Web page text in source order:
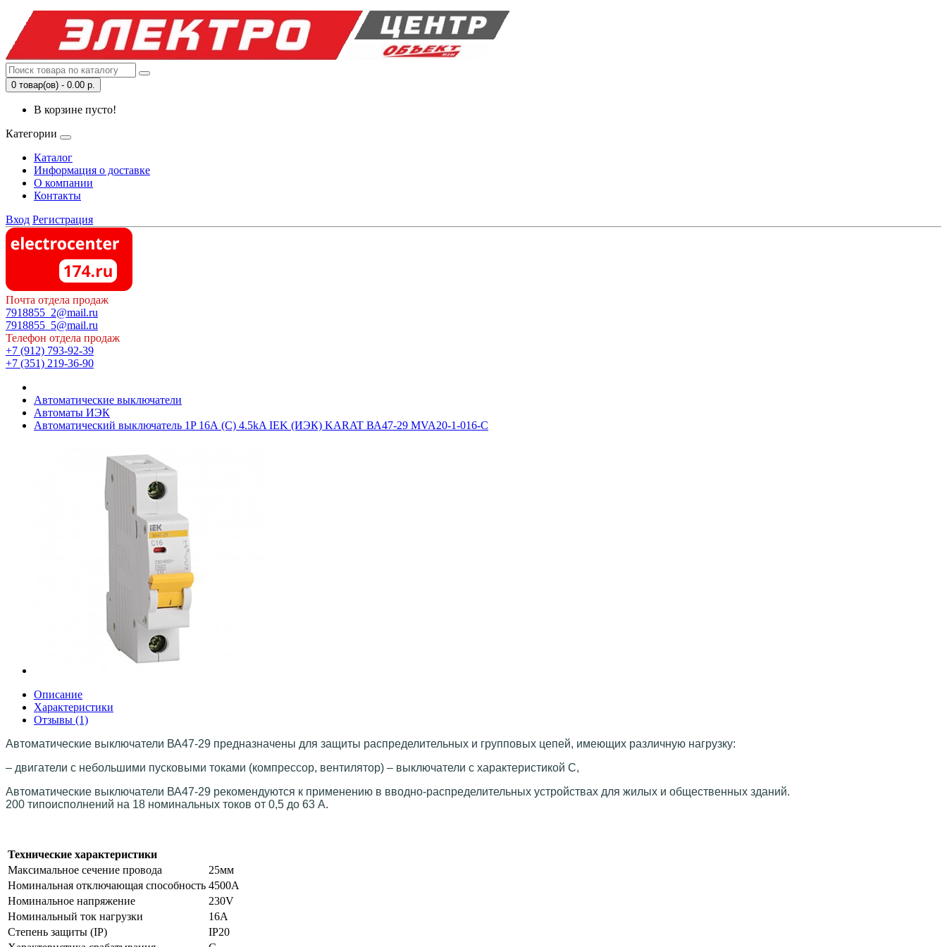
0 товар(ов) - 0.00 р.
В корзине пусто!
Категории
Каталог
Информация о доставке
О компании
Контакты
Вход Регистрация
Почта отдела продаж
7918855_2@mail.ru
7918855_5@mail.ru
Телефон отдела продаж
+7 (912) 793-92-39
+7 (351) 219-36-90
Автоматические выключатели
Автоматы ИЭК
Автоматический выключатель 1P 16А (C) 4.5kA IEK (ИЭК) KARAT ВА47-29 MVA20-1-016-C
Описание
Характеристики
Отзывы (1)
Автоматические выключатели ВА47-29 предназначены для защиты распределительных и групповых цепей, имеющих различную нагрузку:
– двигатели с небольшими пусковыми токами (компрессор, вентилятор) – выключатели с характеристикой C,
Автоматические выключатели ВА47-29 рекомендуются к применению в вводно-распределительных устройствах для жилых и общественных зданий.
200 типоисполнений на 18 номинальных токов от 0,5 до 63 А.
Технические характеристики
Максимальное сечение провода
25мм
Номинальная отключающая способность 4500А
Номинальное напряжение
230V
Номинальный ток нагрузки
16А
Степень защиты (IP)
IP20